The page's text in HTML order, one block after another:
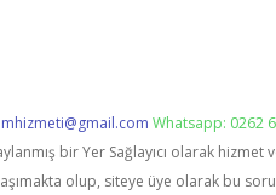
Whatsapp: 0262
bir Yer Sağlayıcı olarak
olup, siteye üye olarak bu